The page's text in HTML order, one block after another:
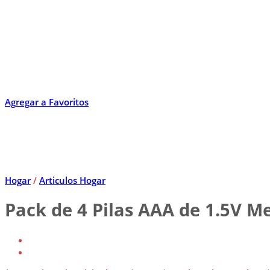
Agregar a Favoritos
Hogar / Articulos Hogar
Pack de 4 Pilas AAA de 1.5V